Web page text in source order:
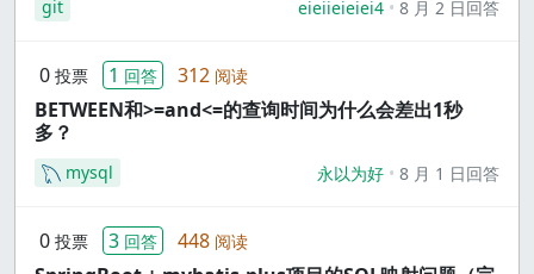
git eieiieieiei4 8 月 2 日回答
0 投票 1 回答 312 阅读
BETWEEN和>=and<=的查询时间为什么会差出1秒
多？
mysql 永以为好 8 月 1 日回答
0 投票 3 回答 448 阅读